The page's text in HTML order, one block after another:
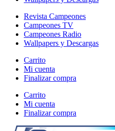
Revista Campeones
Campeones TV
Campeones Radio
Wallpapers y Descargas
Carrito
Mi cuenta
Finalizar compra
Carrito
Mi cuenta
Finalizar compra